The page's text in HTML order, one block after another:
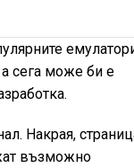
сега може би е
Накрая,
възможно